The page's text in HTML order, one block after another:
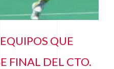
QUE
FINAL DEL CTO.